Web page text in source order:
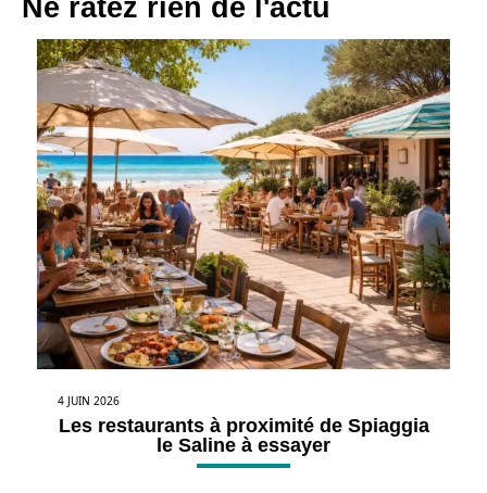
Ne ratez rien de l'actu
4 JUIN 2026
Les restaurants à proximité de Spiaggia
le Saline à essayer